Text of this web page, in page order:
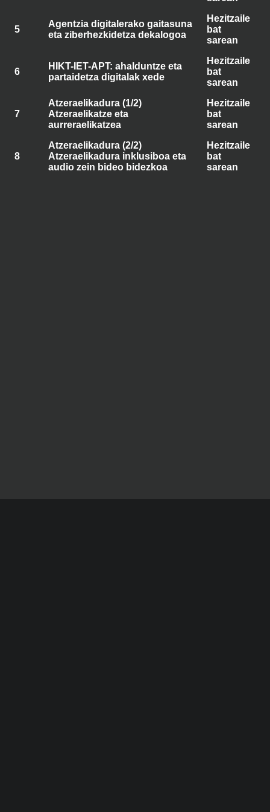
5
Agentzia digitalerako gaitasuna
eta ziberhezkidetza dekalogoa
Hezitzaile
bat
sarean
6
HIKT-IET-APT: ahalduntze eta
partaidetza digitalak xede
Hezitzaile
bat
sarean
7
Atzeraelikadura (1/2)
Atzeraelikatze eta
aurreraelikatzea
Hezitzaile
bat
sarean
8
Atzeraelikadura (2/2)
Atzeraelikadura inklusiboa eta
audio zein bideo bidezkoa
Hezitzaile
bat
sarean